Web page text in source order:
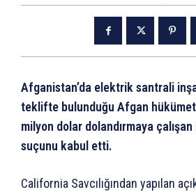
Afganistan’da elektrik santrali
teklifte bulunduğu Afgan
milyon dolar dolandırmaya
suçunu kabul etti.
California Savcılığından yapılan